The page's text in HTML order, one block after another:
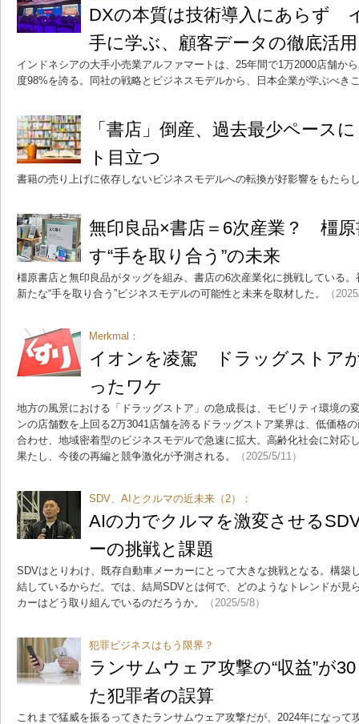
DXの本質は技術導入にあらず
手に学ぶ、顧客データの徹底活用
インドネシアの大手小売業アルファマートは、25年間で1万2000店舗か
度98%を誇る。同社の戦略とビジネスモデルから、日本企業が学ぶべき
「書店」倒産、過去最少ペース
ト目立つ
書籍の売り上げに依存しないビジネスモデルへの転換が好影響をもたら
無印良品×書店＝6次産業？ 橿
す“手を取り合う”の未来
橿原書店と無印良品がタッグを組み、書店の6次産業化に挑戦している
新たな“手を取り合う”ビジネスモデルの可能性と未来を取材した。
（
Merkmal：
イオンを凌駕 ドラッグストアが
ったワケ
地方の風景における「ドラッグストア」の急成長は、モビリティ環境の
ンの店舗数を上回る2万3041店舗を誇るドラッグストア業界は、低価格
合わせ、地域密着型のビジネスモデルで急速に拡大。高齢化社会に対応
果たし、今後の再編と競争激化が予測される。
（2025/5/11）
SDV、AIとクルマの近未来（2）：
AIの力でクルマを激変させる
ーの挑戦と課題
SDVはとりわけ、既存自動車メーカーにとって大きな挑戦となる。構築
結しているからだ。では、結局SDVとは何で、どのようなトレンドが見
カーはどう取り組んでいるのだろうか。
（2025/5/8）
犯罪ビジネスはもう限界？
ランサムウェア攻撃の“収益”が
た犯罪者の誤算
これまで猛威を振るってきたランサムウェア攻撃だが、2024年になって